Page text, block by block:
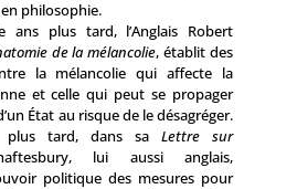
philosophie.
ans plus tard, l’Anglais Robert
de la mélancolie, établit des
la mélan­colie qui affecte la
et celle qui peut se propager
État au risque de le désagréger.
plus tard, dans sa Lettre sur
lui aussi anglais,
politique des mesures pour